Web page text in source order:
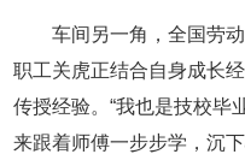
车间另一角，全国劳
职工关虎正结合自身成长
传授经验。“我也是技校毕
来跟着师傅一步步学，沉